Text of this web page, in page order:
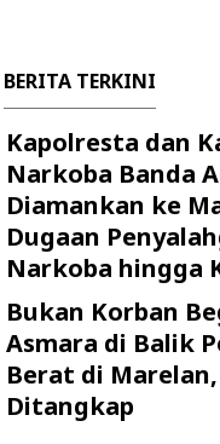
BERITA TERKINI
Kapolresta dan
Narkoba Banda
Diamankan ke
Dugaan
Narkoba hingga
Bukan Korban
Asmara di Balik
Berat di
Ditangkap